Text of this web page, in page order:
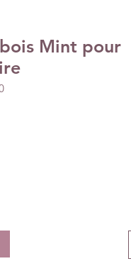
Mint pour